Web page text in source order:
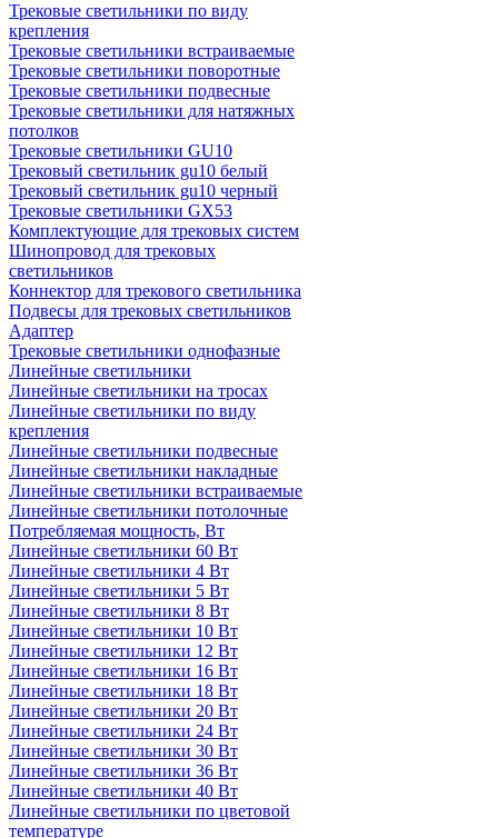
Трековые светильники по виду
крепления
Трековые светильники встраиваемые
Трековые светильники поворотные
Трековые светильники подвесные
Трековые светильники для натяжных
потолков
Трековые светильники GU10
Трековый светильник gu10 белый
Трековый светильник gu10 черный
Трековые светильники GX53
Комплектующие для трековых систем
Шинопровод для трековых
светильников
Коннектор для трекового светильника
Подвесы для трековых светильников
Адаптер
Трековые светильники однофазные
Линейные светильники
Линейные светильники на тросах
Линейные светильники по виду
крепления
Линейные светильники подвесные
Линейные светильники накладные
Линейные светильники встраиваемые
Линейные светильники потолочные
Потребляемая мощность, Вт
Линейные светильники 60 Вт
Линейные светильники 4 Вт
Линейные светильники 5 Вт
Линейные светильники 8 Вт
Линейные светильники 10 Вт
Линейные светильники 12 Вт
Линейные светильники 16 Вт
Линейные светильники 18 Вт
Линейные светильники 20 Вт
Линейные светильники 24 Вт
Линейные светильники 30 Вт
Линейные светильники 36 Вт
Линейные светильники 40 Вт
Линейные светильники по цветовой
температуре